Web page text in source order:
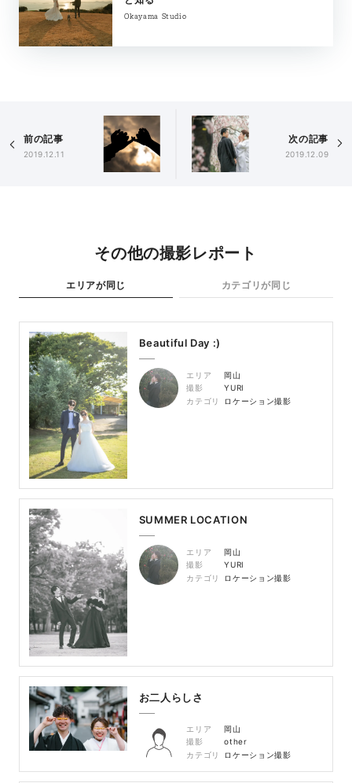
Okayama Studio
前の記事
2019.12.11
次の記事
2019.12.09
その他の撮影レポート
エリアが同じ カテゴリが同じ
Beautiful Day :)
エリア
岡山
撮影
YURI
カテゴリ
ロケーション撮影
SUMMER LOCATION
エリア
岡山
撮影
YURI
カテゴリ
ロケーション撮影
お二人らしさ
エリア
岡山
撮影
other
カテゴリ
ロケーション撮影